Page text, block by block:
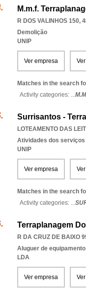
M.m.f.
R DOS VALINHOS 150,
Demolição
UNIP
Ver empresa
Matches in the search
Activity categories: ...
Surrisantos -
LOTEAMENTO DAS
Atividades dos
UNIP
Ver empresa
Matches in the search
Activity categories: ...
Terraplanagem
R DA CRUZ DE BAIXO
Aluguer de
LDA
Ver empresa